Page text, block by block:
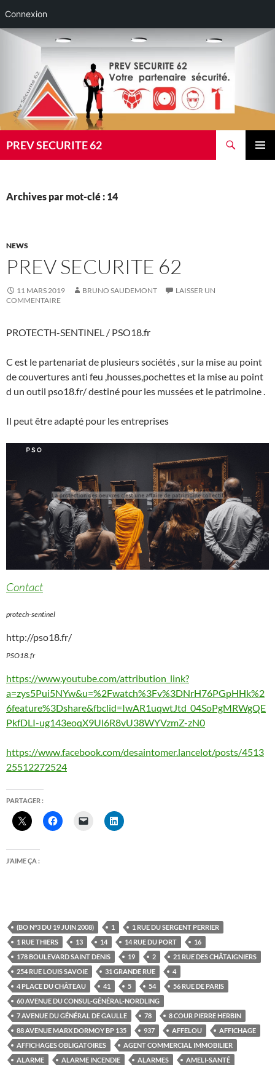
Connexion
Aller
PREV SECURITE 62
Archives par mot-clé : 14
NEWS
PREV SECURITE 62
11 MARS 2019 BRUNO SAUDEMONT
LAISSER UN
COMMENTAIRE
PROTECTH-SENTINEL / PSO18.fr
C est le partenariat de plusieurs sociétés , sur la mise au point
de couvertures anti feu ,housses,pochettes et la mise au point
d un outil pso18.fr/ destiné pour les mussées et le patrimoine .
Il peut être adapté pour les entreprises
Contact
protech-sentinel
http://pso18.fr/
PSO18.fr
https://www.youtube.com/attribution_link?
a=zys5Pui5NYw&u=%2Fwatch%3Fv%3DNrH76PGpHHk%2
6feature%3Dshare&fbclid=IwAR1uqwtJtd_04SoPgMRWgQE
PkfDLI-ug143eoqX9Ul6R8vU38WYVzmZ-zN0
https://www.facebook.com/desaintomer.lancelot/posts/4513
25512272524
PARTAGER :
J’AIME ÇA :
(BO N°3 DU 19 JUIN 2008) 1
1 RUE DU SERGENT PERRIER
1 RUE THIERS
13 14 14 RUE DU PORT
16
178 BOULEVARD SAINT DENIS
19 2
21 RUE DES CHÂTAIGNIERS
254 RUE LOUIS SAVOIE
31 GRANDE RUE
4
4 PLACE DU CHÂTEAU
41 5 54
56 RUE DE PARIS
60 AVENUE DU CONSUL-GÉNÉRAL-NORDLING
7 AVENUE DU GÉNÉRAL DE GAULLE
78
8 COUR PIERRE HERBIN
88 AVENUE MARX DORMOY BP 135
937 AFFELOU
AFFICHAGE
AFFICHAGES OBLIGATOIRES
AGENT COMMERCIAL IMMOBILIER
ALARME
ALARME INCENDIE ALARMES
AMELI-SANTÉ